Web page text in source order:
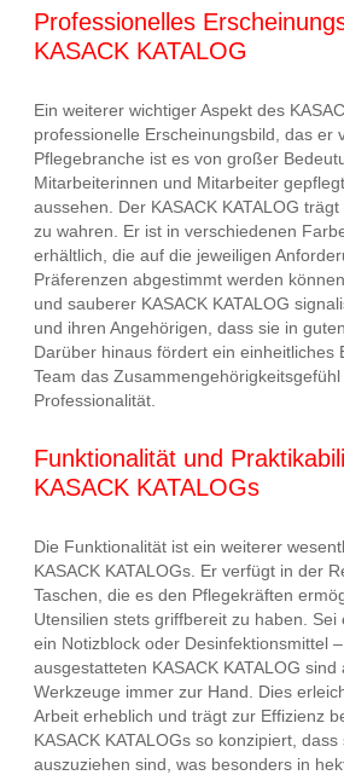
Professionelles
KASACK KATALOG
Ein weiterer wichtiger Aspekt des
professionelle Erscheinungsbild, das er
Pflegebranche ist es von großer
Mitarbeiterinnen und Mitarbeiter
aussehen. Der KASACK KATALOG
zu wahren. Er ist in verschiedenen
erhältlich, die auf die jeweiligen
Präferenzen abgestimmt werden
und sauberer KASACK KATALOG
und ihren Angehörigen, dass sie in
Darüber hinaus fördert ein einheitliches
Team das Zusammengehörigkeitsgefühl
Professionalität.
Funktionalität und
KASACK KATALOGs
Die Funktionalität ist ein weiterer
KASACK KATALOGs. Er verfügt in der
Taschen, die es den Pflegekräften
Utensilien stets griffbereit zu haben. Sei
ein Notizblock oder Desinfektionsmittel
ausgestatteten KASACK KATALOG sind
Werkzeuge immer zur Hand. Dies
Arbeit erheblich und trägt zur Effizienz
KASACK KATALOGs so konzipiert,
auszuziehen sind, was besonders in